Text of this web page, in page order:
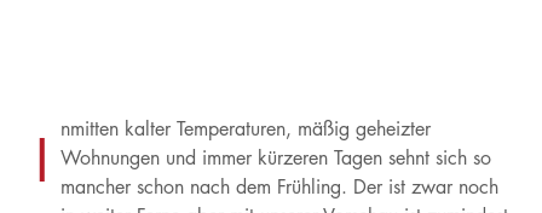
I
nmitten kalter Temperaturen, mäßig geheizter
Wohnungen und immer kürzeren Tagen sehnt sich so
mancher schon nach dem Frühling. Der ist zwar noch